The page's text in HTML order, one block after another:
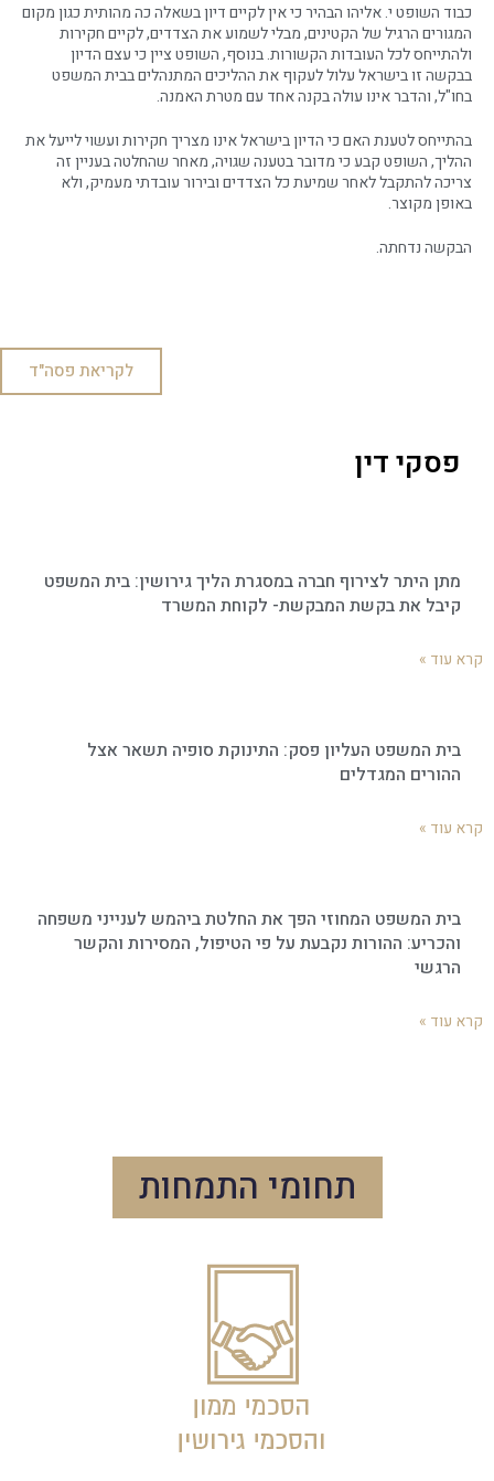
כבוד השופט י. אליהו הבהיר כי אין לקיים דיון בשאלה כה מהותית כגון מקום
המגורים הרגיל של הקטינים, מבלי לשמוע את הצדדים, לקיים חקירות
ולהתייחס לכל העובדות הקשורות. בנוסף, השופט ציין כי עצם הדיון
בבקשה זו בישראל עלול לעקוף את ההליכים המתנהלים בבית המשפט
בחו"ל, והדבר אינו עולה בקנה אחד עם מטרת האמנה.
בהתייחס לטענת האם כי הדיון בישראל אינו מצריך חקירות ועשוי לייעל את
ההליך, השופט קבע כי מדובר בטענה שגויה, מאחר שהחלטה בעניין זה
צריכה להתקבל לאחר שמיעת כל הצדדים ובירור עובדתי מעמיק, ולא
באופן מקוצר.
הבקשה נדחתה.
לקריאת פסה"ד
פסקי דין
מתן היתר לצירוף חברה במסגרת הליך גירושין: בית המשפט
קיבל את בקשת המבקשת- לקוחת המשרד
עוד »
בית המשפט העליון פסק: התינוקת סופיה תשאר אצל
ההורים המגדלים
עוד »
בית המשפט המחוזי הפך את החלטת ביהמש לענייני משפחה
והכריע: ההורות נקבעת על פי הטיפול, המסירות והקשר
הרגשי
עוד »
תחומי התמחות